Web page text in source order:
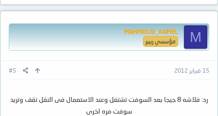
M
MAHMOUD_KAMEL
مؤسسي ريبير
15 فبراير 2012 #5
رد: فلاشه 8 جيجا بعد السوفت تشتغل وعند الاستعمال فى النقل تقف وتريد
سوفت مره اخرى